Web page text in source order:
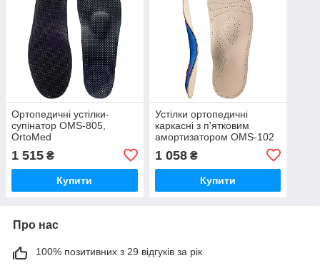
Ортопедичні устілки-
супінатор OMS-805,
OrtoMed
1 515 ₴
Купити
Устілки ортопедичні
каркасні з п'ятковим
амортизатором OMS-102
1 058₴
Купити
Про нас
100% позитивних з 29 відгуків за рік